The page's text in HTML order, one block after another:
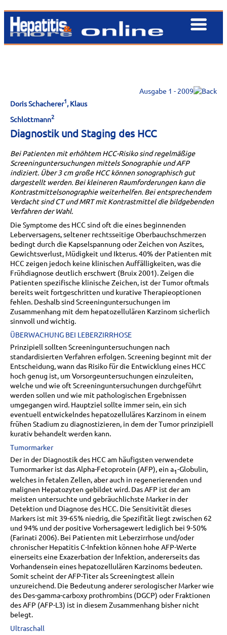
Ausgabe 1 - 2009
Doris Schacherer1, Klaus
Schlottmann2
Diagnostik und Staging des HCC
Bei Patienten mit erhöhtem HCC-Risiko sind regelmäßige
Screeninguntersuchungen mittels Sonographie und AFP
indiziert. Über 3 cm große HCC können sonographisch gut
dargestellt werden. Bei kleineren Raumforderungen kann die
Kontrastmittelsonographie weiterhelfen. Bei entsprechendem
Verdacht sind CT und MRT mit Kontrastmittel die bildgebenden
Verfahren der Wahl.
Die Symptome des HCC sind oft die eines beginnenden
Leberversagens, seltener rechtsseitige Oberbauchschmerzen
bedingt durch die Kapselspannung oder Zeichen von Aszites,
Gewichtsverlust, Müdigkeit und Ikterus. 40% der Patienten mit
HCC zeigen jedoch keine klinischen Auffälligkeiten, was die
Frühdiagnose deutlich erschwert (Bruix 2001). Zeigen die
Patienten spezifische klinische Zeichen, ist der Tumor oftmals
bereits weit fortgeschritten und kurative Therapieoptionen
fehlen. Deshalb sind Screeninguntersuchungen im
Zusammenhang mit dem hepatozellulären Karzinom sicherlich
sinnvoll und wichtig.
ÜBERWACHUNG BEI LEBERZIRRHOSE
Prinzipiell sollten Screeninguntersuchungen nach
standardisierten Verfahren erfolgen. Screening beginnt mit der
Entscheidung, wann das Risiko für die Entwicklung eines HCC
hoch genug ist, um Vorsorgeuntersuchungen einzuleiten,
welche und wie oft Screeninguntersuchungen durchgeführt
werden sollen und wie mit pathologischen Ergebnissen
umgegangen wird. Hauptziel sollte immer sein, ein sich
eventuell entwickelndes hepatozelluläres Karzinom in einem
frühen Stadium zu diagnostizieren, in dem der Tumor prinzipiell
kurativ behandelt werden kann.
Tumormarker
Der in der Diagnostik des HCC am häufigsten verwendete
Tumormarker ist das Alpha-Fetoprotein (AFP), ein a1-Globulin,
welches in fetalen Zellen, aber auch in regenerierenden und
malignen Hepatozyten gebildet wird. Das AFP ist der am
meisten untersuchte und gebräuchlichste Marker in der
Detektion und Diagnose des HCC. Die Sensitivität dieses
Markers ist mit 39-65% niedrig, die Spezifität liegt zwischen 62
und 94% und der positive Vorhersagewert lediglich bei 9-50%
(Farinati 2006). Bei Patienten mit Leberzirrhose und/oder
chronischer Hepatitis C-Infektion können hohe AFP-Werte
einerseits eine Exazerbation der Infektion, andererseits das
Vorhandensein eines hepatozellulären Karzinoms bedeuten.
Somit scheint der AFP-Titer als Screeningtest allein
unzureichend. Die Bedeutung anderer serologischer Marker wie
des Des-gamma-carboxy prothrombins (DGCP) oder Fraktionen
des AFP (AFP-L3) ist in diesem Zusammenhang bisher nicht
belegt.
Ultraschall